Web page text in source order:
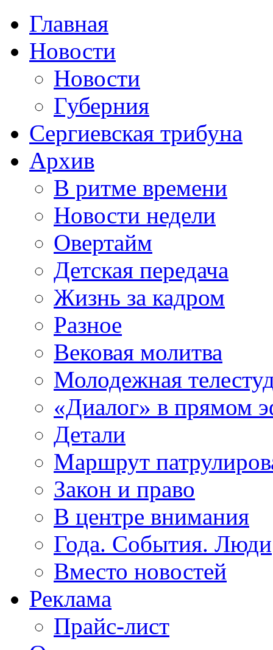
Главная
Новости
Новости
Губерния
Сергиевская трибуна
Архив
В ритме времени
Новости недели
Овертайм
Детская передача
Жизнь за кадром
Разное
Вековая молитва
Молодежная
«Диалог» в прямом
Детали
Маршрут
Закон и право
В центре внимания
Года. События. Люди
Вместо новостей
Реклама
Прайс-лист